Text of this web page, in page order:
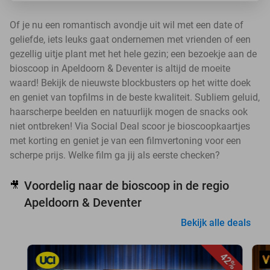
Of je nu een romantisch avondje uit wil met een date of
geliefde, iets leuks gaat ondernemen met vrienden of een
gezellig uitje plant met het hele gezin; een bezoekje aan de
bioscoop in Apeldoorn & Deventer is altijd de moeite
waard! Bekijk de nieuwste blockbusters op het witte doek
en geniet van topfilms in de beste kwaliteit. Subliem geluid,
haarscherpe beelden en natuurlijk mogen de snacks ook
niet ontbreken! Via Social Deal scoor je bioscoopkaartjes
met korting en geniet je van een filmvertoning voor een
scherpe prijs. Welke film ga jij als eerste checken?
🎥 Voordelig naar de bioscoop in de regio
Apeldoorn & Deventer
Bekijk alle deals
42%